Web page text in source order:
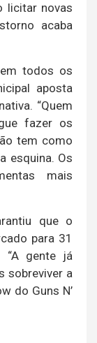
licitar novas
acaba
todos os
aposta
“Quem
fazer os
tem como
esquina. Os
mais
que o
para 31
“A gente já
sobreviver a
do Guns N’